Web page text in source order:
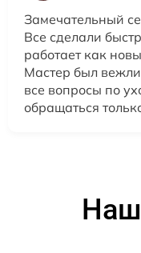
Замечательный
Все сделали
работает как
Мастер был
все вопросы по
обращаться